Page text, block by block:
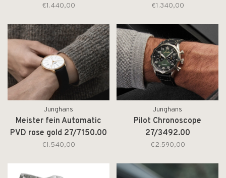
€1.440,00
27/7232.00
€1.340,00
Junghans
Meister fein Automatic
PVD rose gold 27/7150.00
€1.540,00
Junghans
Pilot Chronoscope
27/3492.00
€2.590,00